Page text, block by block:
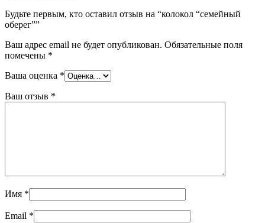
Будьте первым, кто оставил отзыв на “колокол “семейный
оберег””
Ваш адрес email не будет опубликован. Обязательные поля
помечены *
Ваша оценка *
Ваш отзыв *
Имя *
Email *